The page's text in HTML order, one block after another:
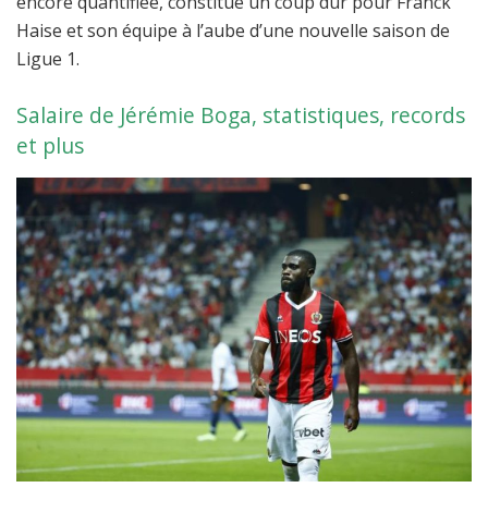
Haise et son équipe à l’aube d’une nouvelle saison de
Ligue 1.
Salaire de Jérémie Boga, statistiques, records
et plus